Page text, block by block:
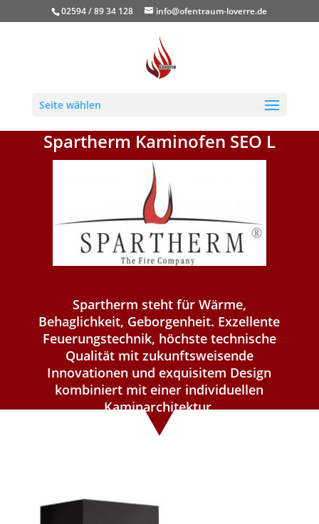
02594 / 89 34 128 info@ofentraum-loverre.de
Seite wählen
Spartherm Kaminofen SEO L
Spartherm steht für Wärme,
Behaglichkeit, Geborgenheit. Exzellente
Feuerungstechnik, höchste technische
Qualität mit zukunftsweisende
Innovationen und exquisitem Design
kombiniert mit einer individuellen
Kaminarchitektur.